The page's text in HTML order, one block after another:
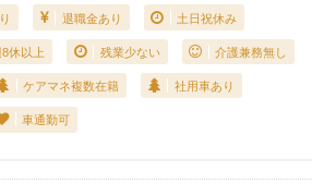
退職金あり 土日祝休み
8休以上 残業少ない 介護兼務無し
ケアマネ複数在籍 社用車あり
車通勤可